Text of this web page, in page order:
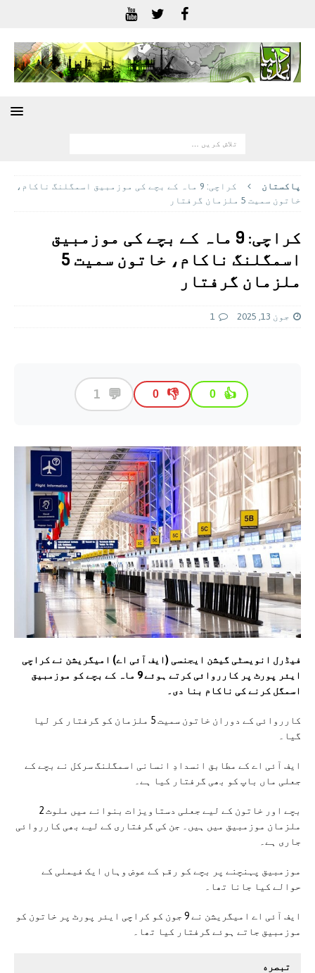
پاکستان
کراچی: 9 ماہ کے بچے کی موزمبیق اسمگلنگ ناکام،
خاتون سمیت 5 ملزمان گرفتار
کراچی: 9 ماہ کے بچے کی موزمبیق
اسمگلنگ ناکام، خاتون سمیت 5
ملزمان گرفتار
جون 13, 2025 1
👍
0
👎
0
💬
1
فیڈرل انویسٹی گیشن ایجنسی (ایف آئی اے) امیگریشن نے کراچی
ایئر پورٹ پر کارروائی کرتے ہوئے 9 ماہ کے بچے کو موزمبیق
اسمگل کرنے کی ناکام بنا دی۔
کارروائی کے دوران خاتون سمیت 5 ملزمان کو گرفتار کر لیا
گیا۔
ایف آئی اے کے مطابق انسدادِ انسانی اسمگلنگ سرکل نے بچے کے
جعلی ماں باپ کو بھی گرفتار کیا ہے۔
بچے اور خاتون کے لیے جعلی دستاویزات بنوانے میں ملوث 2
ملزمان موزمبیق میں ہیں۔ جن کی گرفتاری کے لیے بھی کارروائی
جاری ہے۔
موزمبیق پہنچنے پر بچے کو رقم کے عوض وہاں ایک فیملی کے
حوالے کیا جانا تھا۔
ایف آئی اے امیگریشن نے 9 جون کو کراچی ایئر پورٹ پر خاتون کو
موزمبیق جاتے ہوئے گرفتار کیا تھا۔
تبصره